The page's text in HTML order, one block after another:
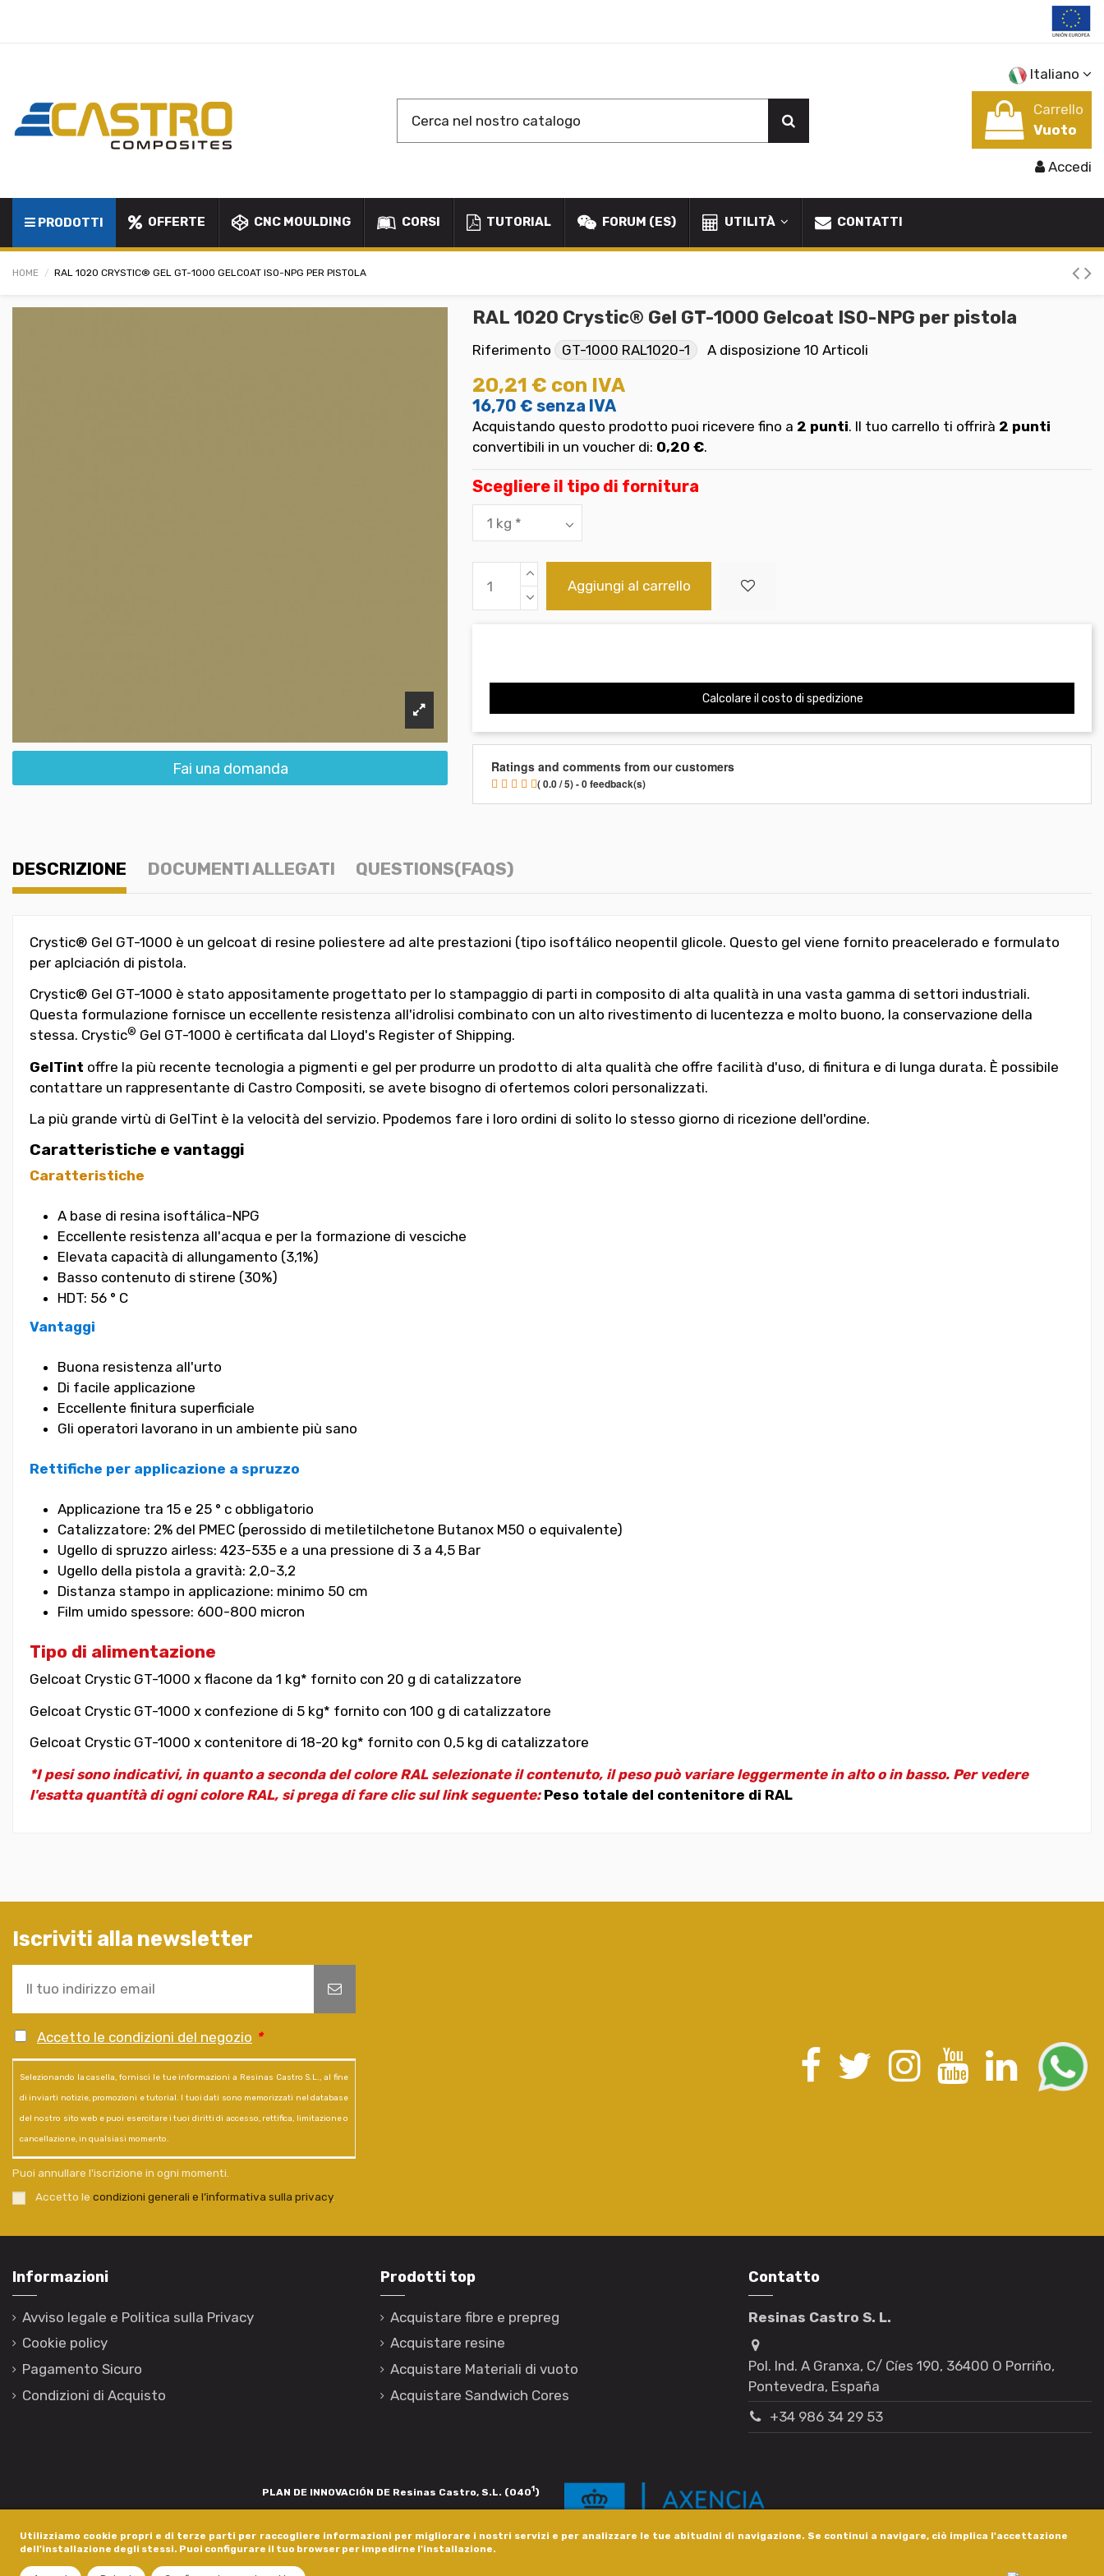
Utilizziamo cookie propri e di terze parti per raccogliere informazioni per migliorare i nostri servizi e per analizzare le tue abitudini di navigazione. Se continui a navigare, ciò implica l'accettazione
dell'installazione degli stessi. Puoi configurare il tuo browser per impedirne l'installazione.
Italiano
Carrello
Vuoto
Accedi
PRODOTTI OFFERTE CNC MOULDING CORSI TUTORIAL FORUM (ES) UTILITÀ CONTATTI
HOME RAL 1020 CRYSTIC® GEL GT-1000 GELCOAT ISO-NPG PER PISTOLA
Fai una domanda
RAL 1020 Crystic® Gel GT-1000 Gelcoat ISO-NPG per pistola
Riferimento GT-1000 RAL1020-1 A disposizione 10 Articoli
20,21 € con IVA
16,70 € senza IVA
Acquistando questo prodotto puoi ricevere fino a 2 punti. Il tuo carrello ti offrirà 2 punti
convertibili in un voucher di: 0,20 €.
Scegliere il tipo di fornitura
Aggiungi al carrello
Calcolare il costo di spedizione
Ratings and comments from our customers
( 0.0 / 5) - 0 feedback(s)
DESCRIZIONE DOCUMENTI ALLEGATI QUESTIONS(FAQS)
Crystic® Gel GT-1000 è un gelcoat di resine poliestere ad alte prestazioni (tipo isoftálico neopentil glicole. Questo gel viene fornito preacelerado e formulato
per aplciación di pistola.
Crystic® Gel GT-1000 è stato appositamente progettato per lo stampaggio di parti in composito di alta qualità in una vasta gamma di settori industriali.
Questa formulazione fornisce un eccellente resistenza all'idrolisi combinato con un alto rivestimento di lucentezza e molto buono, la conservazione della
stessa. Crystic® Gel GT-1000 è certificata dal Lloyd's Register of Shipping.
GelTint offre la più recente tecnologia a pigmenti e gel per produrre un prodotto di alta qualità che offre facilità d'uso, di finitura e di lunga durata. È possibile
contattare un rappresentante di Castro Compositi, se avete bisogno di ofertemos colori personalizzati.
La più grande virtù di GelTint è la velocità del servizio. Ppodemos fare i loro ordini di solito lo stesso giorno di ricezione dell'ordine.
Caratteristiche e vantaggi
Caratteristiche
A base di resina isoftálica-NPG
Eccellente resistenza all'acqua e per la formazione di vesciche
Elevata capacità di allungamento (3,1%)
Basso contenuto di stirene (30%)
HDT: 56 ° C
Vantaggi
Buona resistenza all'urto
Di facile applicazione
Eccellente finitura superficiale
Gli operatori lavorano in un ambiente più sano
Rettifiche per applicazione a spruzzo
Applicazione tra 15 e 25 ° c obbligatorio
Catalizzatore: 2% del PMEC (perossido di metiletilchetone Butanox M50 o equivalente)
Ugello di spruzzo airless: 423-535 e a una pressione di 3 a 4,5 Bar
Ugello della pistola a gravità: 2,0-3,2
Distanza stampo in applicazione: minimo 50 cm
Film umido spessore: 600-800 micron
Tipo di alimentazione
Gelcoat Crystic GT-1000 x flacone da 1 kg* fornito con 20 g di catalizzatore
Gelcoat Crystic GT-1000 x confezione di 5 kg* fornito con 100 g di catalizzatore
Gelcoat Crystic GT-1000 x contenitore di 18-20 kg* fornito con 0,5 kg di catalizzatore
*I pesi sono indicativi, in quanto a seconda del colore RAL selezionate il contenuto, il peso può variare leggermente in alto o in basso. Per vedere
l'esatta quantità di ogni colore RAL, si prega di fare clic sul link seguente: Peso totale del contenitore di RAL
Iscriviti alla newsletter
Accetto le condizioni del negozio *
Selezionando la casella, fornisci le tue informazioni a Resinas Castro S.L., al fine
di inviarti notizie, promozioni e tutorial. I tuoi dati sono memorizzati nel database
del nostro sito web e puoi esercitare i tuoi diritti di accesso, rettifica, limitazione o
cancellazione, in qualsiasi momento.
Puoi annullare l'iscrizione in ogni momenti.
Accetto le condizioni generali e l’informativa sulla privacy.
Informazioni
Avviso legale e Politica sulla Privacy
Cookie policy
Pagamento Sicuro
Condizioni di Acquisto
Prodotti top
Acquistare fibre e prepreg
Acquistare resine
Acquistare Materiali di vuoto
Acquistare Sandwich Cores
Contatto
Resinas Castro S. L.
Pol. Ind. A Granxa, C/ Cíes 190, 36400 O Porriño,
Pontevedra, España
+34 986 34 29 53
PLAN DE INNOVACIÓN DE Resinas Castro, S.L. (0401 )
está financiada pola Xunta de Galicia, a través de axudas concedidas pola Axencia Galega de Innovación,
dentro do programa de axudas a empresa. InnovaPeme 2023.